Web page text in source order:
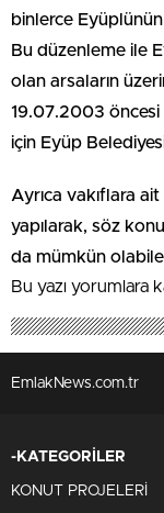
binlerce
Bu düzenleme ile
olan arsaların
19.07.2003 öncesi
için Eyüp
Ayrıca vakıflara
yapılarak, söz
da mümkün
Bu yazı yorumlara
EmlakNews.com.tr
-KATEGORİLER
KONUT PROJELERİ